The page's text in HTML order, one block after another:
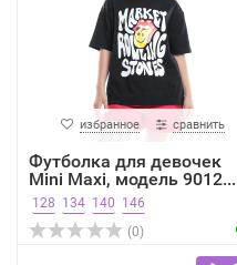
избранное сравнить
Футболка для девочек
Mini Maxi, модель 9012...
128 134 140 146
(0)